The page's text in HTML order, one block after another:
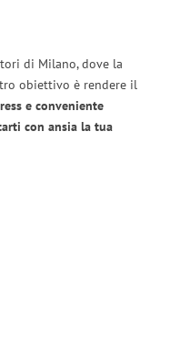
di Milano, dove la
obiettivo è rendere il
e conveniente
con ansia la tua